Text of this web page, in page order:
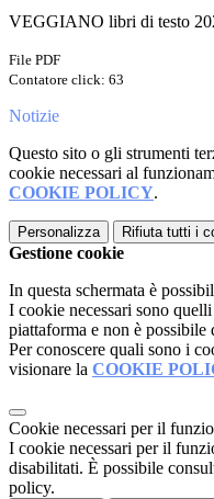
VEGGIANO libri di testo
File PDF
Contatore click: 63
Notizie
Questo sito o gli strumenti
cookie necessari al
COOKIE POLICY.
Personalizza Rifiuta tutti i
Gestione cookie
In questa schermata è
I cookie necessari sono
piattaforma e non è possibile
Per conoscere quali sono i
visionare la COOKIE
Cookie necessari per il
I cookie necessari per il
disabilitati. È possibile
policy.